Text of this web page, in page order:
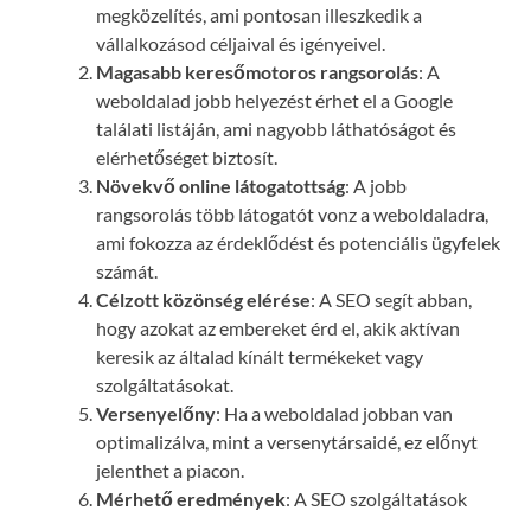
megközelítés, ami pontosan illeszkedik a
vállalkozásod céljaival és igényeivel.
Magasabb keresőmotoros rangsorolás: A
weboldalad jobb helyezést érhet el a Google
találati listáján, ami nagyobb láthatóságot és
elérhetőséget biztosít.
Növekvő online látogatottság: A jobb
rangsorolás több látogatót vonz a weboldaladra,
ami fokozza az érdeklődést és potenciális ügyfelek
számát.
Célzott közönség elérése: A SEO segít abban,
hogy azokat az embereket érd el, akik aktívan
keresik az általad kínált termékeket vagy
szolgáltatásokat.
Versenyelőny: Ha a weboldalad jobban van
optimalizálva, mint a versenytársaidé, ez előnyt
jelenthet a piacon.
Mérhető eredmények: A SEO szolgáltatások